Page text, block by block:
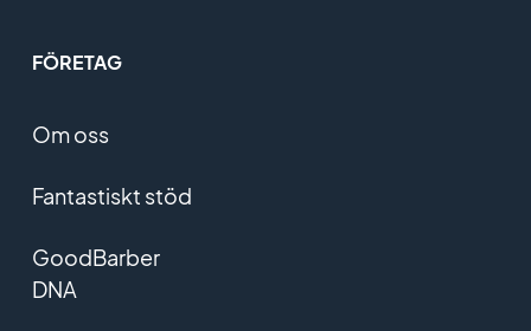
FÖRETAG
Om oss
Fantastiskt stöd
GoodBarber
DNA